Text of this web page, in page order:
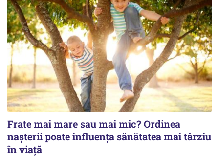
Frate mai mare sau mai mic? Ordinea
nașterii poate influența sănătatea mai târziu
în viață